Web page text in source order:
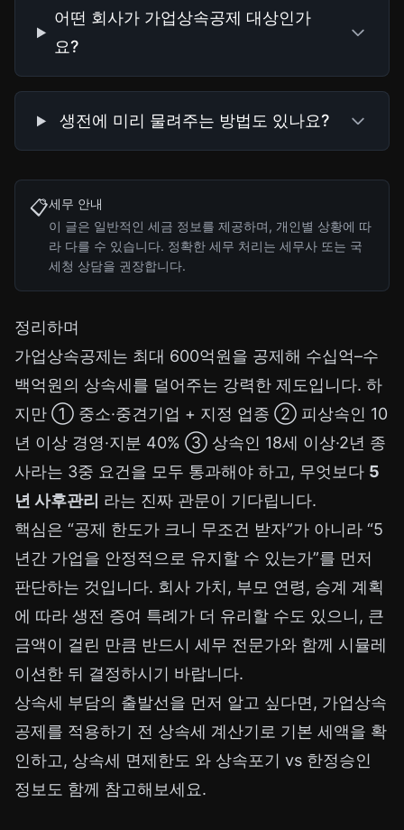
어떤 회사가 가업상속공제 대상인가
요?
생전에 미리 물려주는 방법도 있나요?
📋세무 안내
이 글은 일반적인 세금 정보를 제공하며, 개인별 상황에 따
라 다를 수 있습니다. 정확한 세무 처리는 세무사 또는 국
세청 상담을 권장합니다.
정리하며
가업상속공제는 최대 600억원을 공제해 수십억–수
백억원의 상속세를 덜어주는 강력한 제도입니다. 하
지만 ① 중소·중견기업 + 지정 업종 ② 피상속인 10
년 이상 경영·지분 40% ③ 상속인 18세 이상·2년 종
사라는 3중 요건을 모두 통과해야 하고, 무엇보다 5
년 사후관리 라는 진짜 관문이 기다립니다.
핵심은 “공제 한도가 크니 무조건 받자”가 아니라 “5
년간 가업을 안정적으로 유지할 수 있는가”를 먼저
판단하는 것입니다. 회사 가치, 부모 연령, 승계 계획
에 따라 생전 증여 특례가 더 유리할 수도 있으니, 큰
금액이 걸린 만큼 반드시 세무 전문가와 함께 시뮬레
이션한 뒤 결정하시기 바랍니다.
상속세 부담의 출발선을 먼저 알고 싶다면, 가업상속
공제를 적용하기 전 상속세 계산기로 기본 세액을 확
인하고, 상속세 면제한도 와 상속포기 vs 한정승인
정보도 함께 참고해보세요.